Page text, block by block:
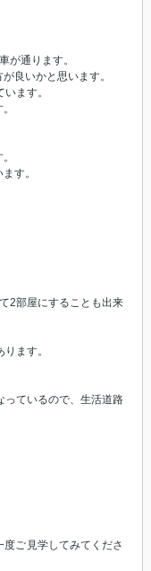
が通ります。
良いかと思います。
ます。
す。
2部屋にすることも出来
ます。
っているので、生活道路
ご見学してみてくださ